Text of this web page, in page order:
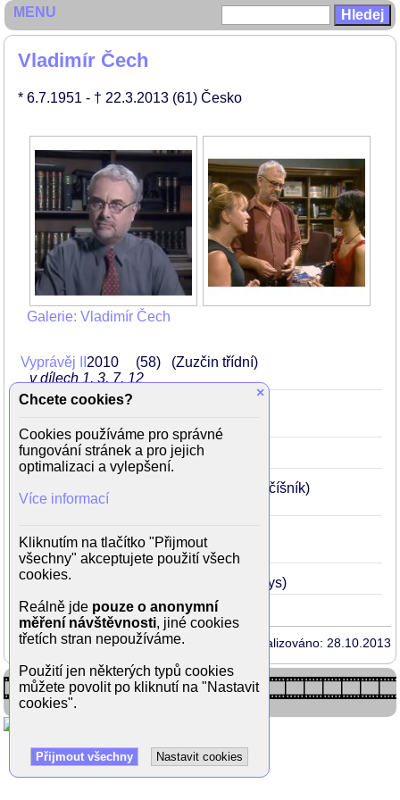
Vladimír Čech
* 6.7.1951 - † 22.3.2013 (61) Česko
Galerie: Vladimír Čech
Vyprávěj II 2010 58
(Zuzčin třídní)
v dílech 1, 3, 7, 12
Muž, kterého chtějí
(MUDr. František Kulísek)
Král sokolů2000 48
(číšník)
Pět miliónů svědků 1965
13
(herec Jan Faltys)
5 miliónů svědků (Jan Faltys)
Aktualizováno: 28.10.2013
MENU
×
Chcete cookies?
Cookies používáme pro správné
fungování stránek a pro jejich
optimalizaci a vylepšení.
Více informací
Kliknutím na tlačítko "Přijmout
všechny" akceptujete použití všech
cookies.
Reálně jde pouze o anonymní
měření návštěvnosti, jiné cookies
třetích stran nepoužíváme.
Použití jen některých typů cookies
můžete povolit po kliknutí na "Nastavit
cookies".
Přijmout všechny Nastavit cookies